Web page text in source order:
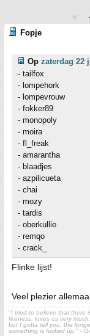
Fopje
Op zaterdag 22
- tailfox
- lompehork
- lompevrouw
- fokker89
- monopoly
- moira
- fl_freak
- amarantha
- blaadjes
- azpilicueta
- chai
- mozy
- tardis
- oberkullie
- remqo
- crack_
Flinke lijst!
Veel plezier
"I tried to believe that there
likeness, loves us very
but I gotta tell you, the
something is fucked up. " -